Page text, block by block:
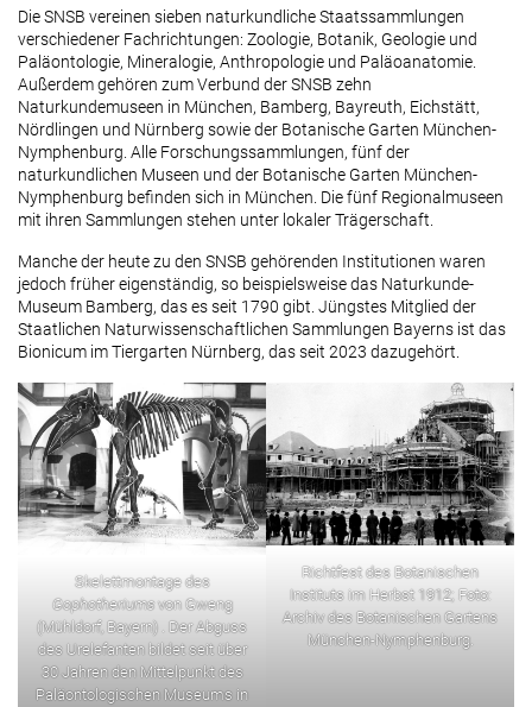
Die SNSB vereinen sieben naturkundliche Staatssammlungen
verschiedener Fachrichtungen: Zoologie, Botanik, Geologie und
Paläontologie, Mineralogie, Anthropologie und Paläoanatomie.
Außerdem gehören zum Verbund der SNSB zehn
Naturkundemuseen in München, Bamberg, Bayreuth, Eichstätt,
Nördlingen und Nürnberg sowie der Botanische Garten München-
Nymphenburg. Alle Forschungssammlungen, fünf der
naturkundlichen Museen und der Botanische Garten München-
Nymphenburg befinden sich in München. Die fünf Regionalmuseen
mit ihren Sammlungen stehen unter lokaler Trägerschaft.
Manche der heute zu den SNSB gehörenden Institutionen waren
jedoch früher eigenständig, so beispielsweise das Naturkunde-
Museum Bamberg, das es seit 1790 gibt. Jüngstes Mitglied der
Staatlichen Naturwissenschaftlichen Sammlungen Bayerns ist das
Bionicum im Tiergarten Nürnberg, das seit 2023 dazugehört.
Skelettmontage des
Gophotheriumsvon Gweng
(Mühldorf, Bayern) . Der Abguss
des Urelefanten bildet seit über
30 Jahren den Mittelpunkt des
Paläontologischen Museums in
Richtfest des Botanischen
Instituts im Herbst 1912; Foto:
Archiv des Botanischen Gartens
München-Nymphenburg.